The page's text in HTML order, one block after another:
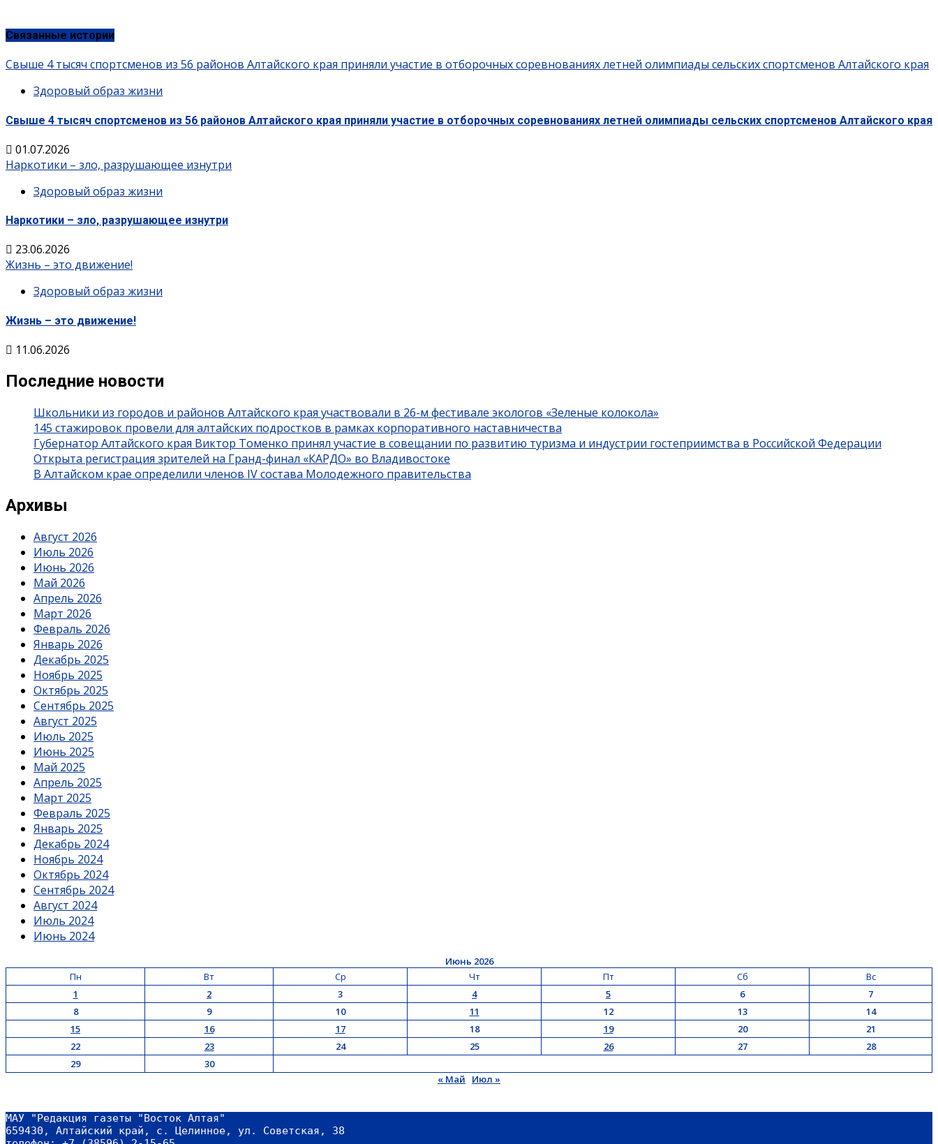
Связанные истории
Свыше 4 тысяч спортсменов из 56 районов Алтайского края приняли участие в отборочных соревнованиях летней олимпиады сельских спортсменов Алтайского края
Здоровый образ жизни
Свыше 4 тысяч спортсменов из 56 районов Алтайского края приняли участие в отборочных соревнованиях летней олимпиады сельских спортсменов Алтайского края
01.07.2026
Наркотики – зло, разрушающее изнутри
Здоровый образ жизни
Наркотики – зло, разрушающее изнутри
23.06.2026
Жизнь – это движение!
Здоровый образ жизни
Жизнь – это движение!
11.06.2026
Последние новости
Школьники из городов и районов Алтайского края участвовали в 26-м фестивале экологов «Зеленые колокола»
145 стажировок провели для алтайских подростков в рамках корпоративного наставничества
Губернатор Алтайского края Виктор Томенко принял участие в совещании по развитию туризма и индустрии гостеприимства в Российской Федерации
Открыта регистрация зрителей на Гранд-финал «КАРДО» во Владивостоке
В Алтайском крае определили членов IV состава Молодежного правительства
Архивы
Август 2026
Июль 2026
Июнь 2026
Май 2026
Апрель 2026
Март 2026
Февраль 2026
Январь 2026
Декабрь 2025
Ноябрь 2025
Октябрь 2025
Сентябрь 2025
Август 2025
Июль 2025
Июнь 2025
Май 2025
Апрель 2025
Март 2025
Февраль 2025
Январь 2025
Декабрь 2024
Ноябрь 2024
Октябрь 2024
Сентябрь 2024
Август 2024
Июль 2024
Июнь 2024
Июнь 2026
Пн
Вт Ср Чт Пт Сб
Вс
1
2 3 4 5 6
7
8
9 10 11 12 13
14
15
16 17 18 19 20
21
22
23 24 25 26 27
28
29
30
« Май
Июл »
МАУ "Редакция газеты "Восток Алтая"
659430, Алтайский край, с. Целинное, ул. Советская, 38